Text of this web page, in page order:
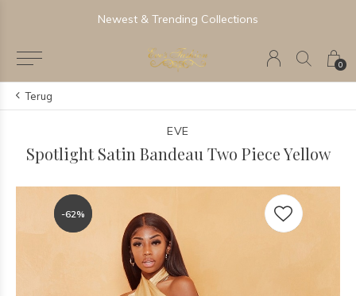
0
Newest & Trending Collections
Terug
EVE
Spotlight Satin Bandeau Two Piece Yellow
-62%
-62%